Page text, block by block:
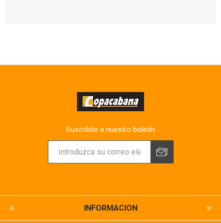
Suscribite a nuestro boletín
INFORMACION